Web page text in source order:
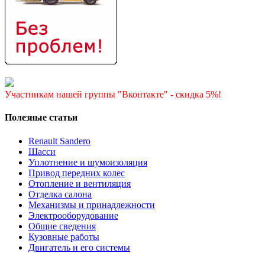
Участникам нашей группы "Вконтакте" - скидка 5%!
Полезные статьи
Renault Sandero
Шасси
Уплотнение и шумоизоляция
Привод передних колес
Отопление и вентиляция
Отделка салона
Механизмы и принадлежности
Электрооборудование
Общие сведения
Кузовные работы
Двигатель и его системы